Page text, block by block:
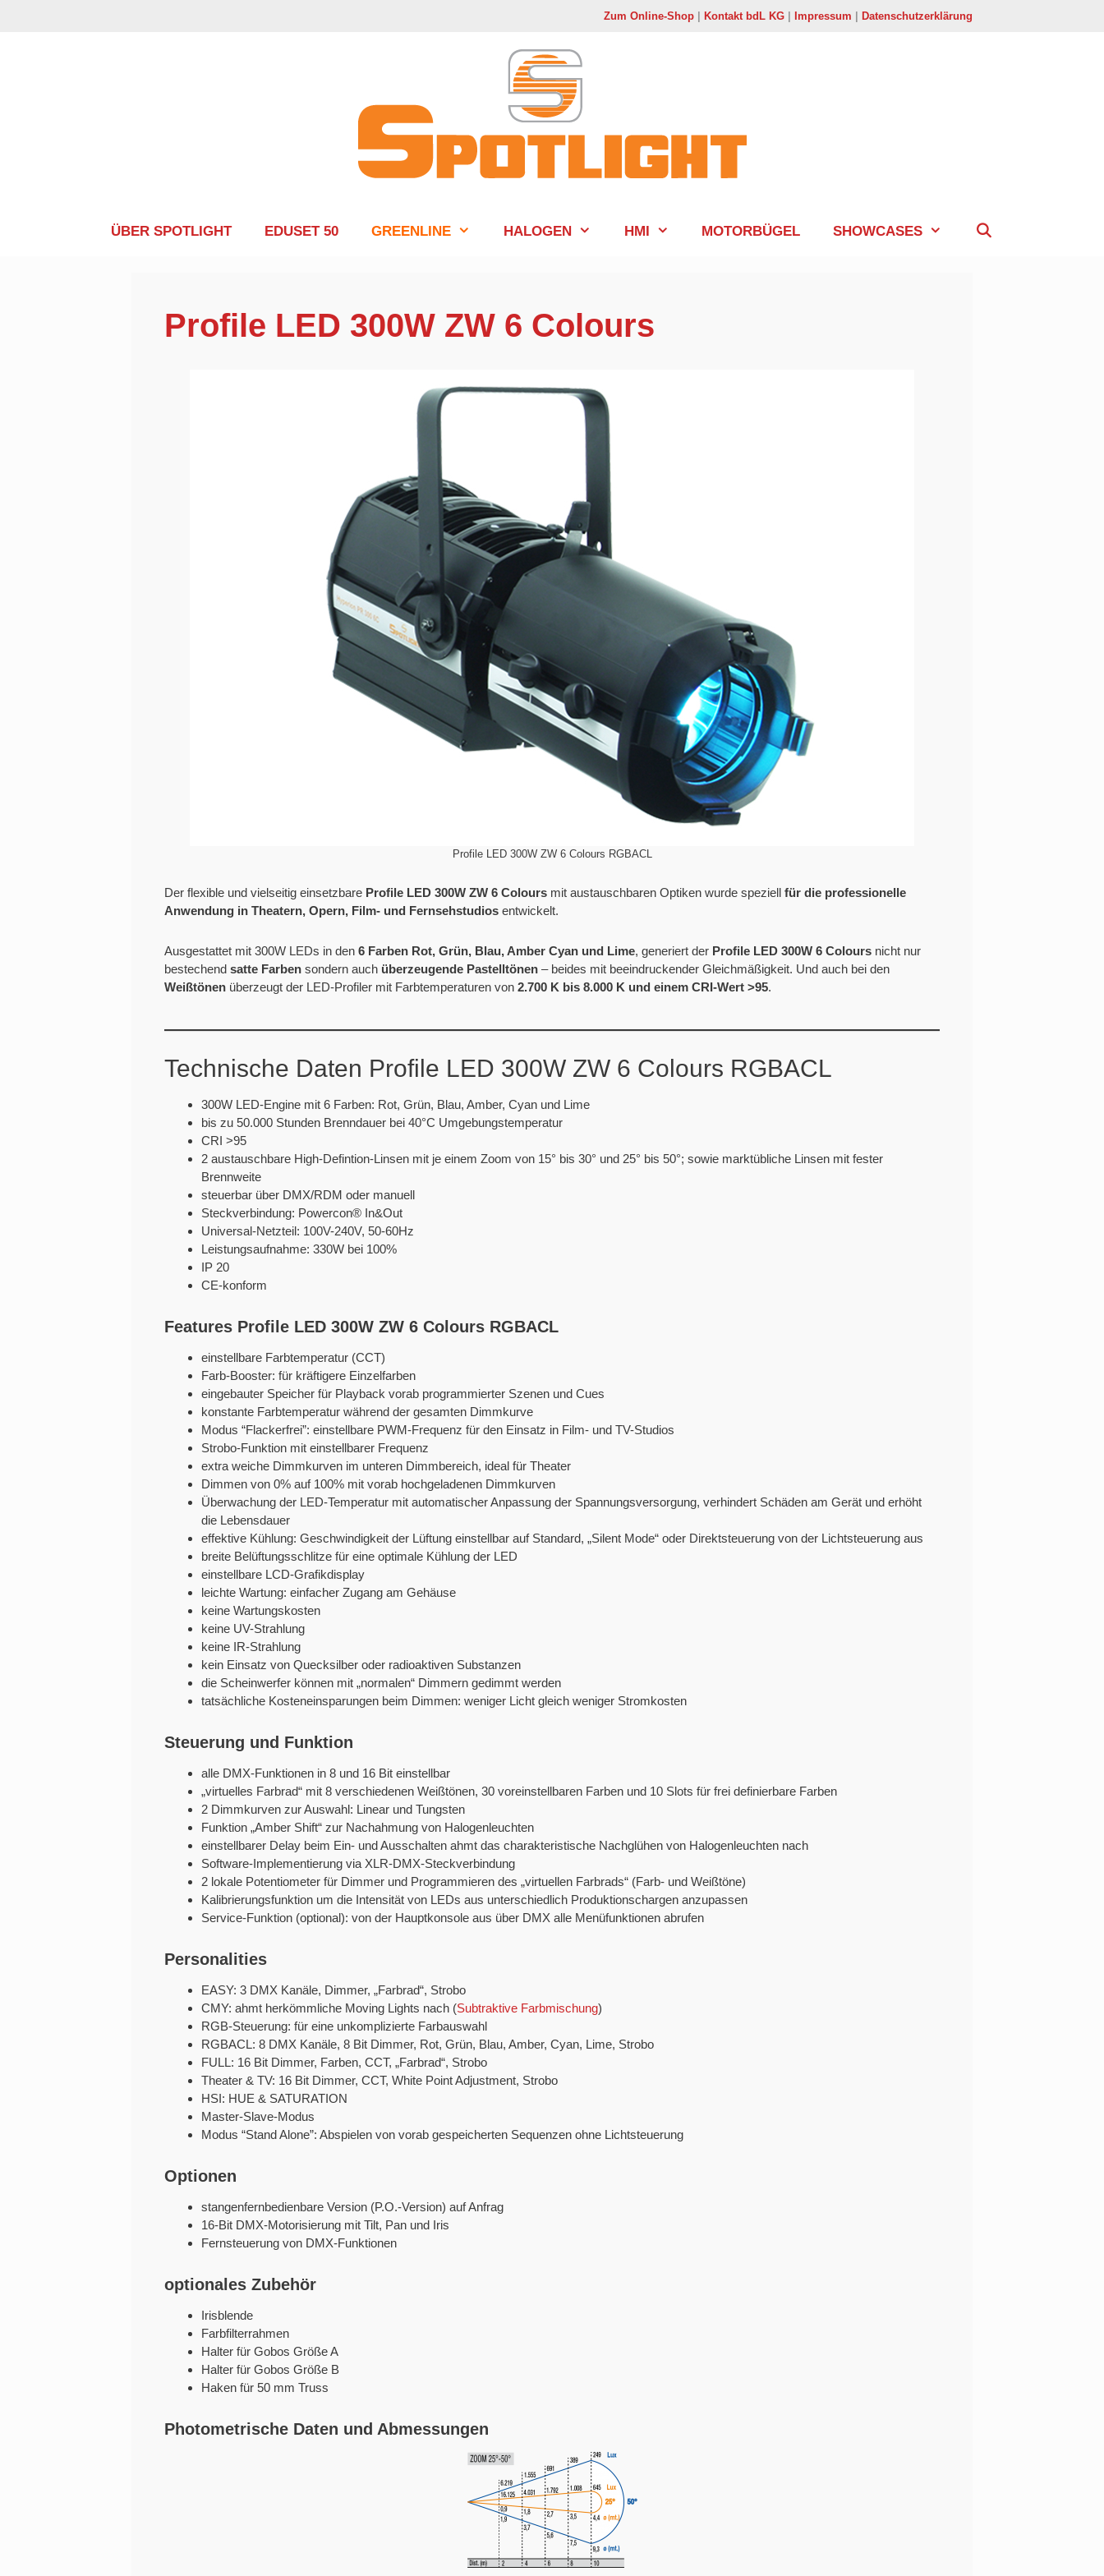
Zum Online-Shop Kontakt bdL KG Impressum Datenschutzerklärung
ÜBER SPOTLIGHT EDUSET 50 GREENLINE HALOGEN HMI MOTORBÜGEL SHOWCASES
Profile LED 300W ZW 6 Colours
Profile LED 300W ZW 6 Colours RGBACL
Der flexible und vielseitig einsetzbare Profile LED 300W ZW 6 Colours mit austauschbaren Optiken wurde speziell für die professionelle
Anwendung in Theatern, Opern, Film- und Fernsehstudios entwickelt.
Ausgestattet mit 300W LEDs in den 6 Farben Rot, Grün, Blau, Amber Cyan und Lime, generiert der Profile LED 300W 6 Colours nicht nur
bestechend satte Farben sondern auch überzeugende Pastelltönen – beides mit beeindruckender Gleichmäßigkeit. Und auch bei den
Weißtönen überzeugt der LED-Profiler mit Farbtemperaturen von 2.700 K bis 8.000 K und einem CRI-Wert >95.
Technische Daten Profile LED 300W ZW 6 Colours RGBACL
300W LED-Engine mit 6 Farben: Rot, Grün, Blau, Amber, Cyan und Lime
bis zu 50.000 Stunden Brenndauer bei 40°C Umgebungstemperatur
CRI >95
2 austauschbare High-Defintion-Linsen mit je einem Zoom von 15° bis 30° und 25° bis 50°; sowie marktübliche Linsen mit fester
Brennweite
steuerbar über DMX/RDM oder manuell
Steckverbindung: Powercon® In&Out
Universal-Netzteil: 100V-240V, 50-60Hz
Leistungsaufnahme: 330W bei 100%
IP 20
CE-konform
Features Profile LED 300W ZW 6 Colours RGBACL
einstellbare Farbtemperatur (CCT)
Farb-Booster: für kräftigere Einzelfarben
eingebauter Speicher für Playback vorab programmierter Szenen und Cues
konstante Farbtemperatur während der gesamten Dimmkurve
Modus “Flackerfrei”: einstellbare PWM-Frequenz für den Einsatz in Film- und TV-Studios
Strobo-Funktion mit einstellbarer Frequenz
extra weiche Dimmkurven im unteren Dimmbereich, ideal für Theater
Dimmen von 0% auf 100% mit vorab hochgeladenen Dimmkurven
Überwachung der LED-Temperatur mit automatischer Anpassung der Spannungsversorgung, verhindert Schäden am Gerät und erhöht
die Lebensdauer
effektive Kühlung: Geschwindigkeit der Lüftung einstellbar auf Standard, „Silent Mode“ oder Direktsteuerung von der Lichtsteuerung aus
breite Belüftungsschlitze für eine optimale Kühlung der LED
einstellbare LCD-Grafikdisplay
leichte Wartung: einfacher Zugang am Gehäuse
keine Wartungskosten
keine UV-Strahlung
keine IR-Strahlung
kein Einsatz von Quecksilber oder radioaktiven Substanzen
die Scheinwerfer können mit „normalen“ Dimmern gedimmt werden
tatsächliche Kosteneinsparungen beim Dimmen: weniger Licht gleich weniger Stromkosten
Steuerung und Funktion
alle DMX-Funktionen in 8 und 16 Bit einstellbar
„virtuelles Farbrad“ mit 8 verschiedenen Weißtönen, 30 voreinstellbaren Farben und 10 Slots für frei definierbare Farben
2 Dimmkurven zur Auswahl: Linear und Tungsten
Funktion „Amber Shift“ zur Nachahmung von Halogenleuchten
einstellbarer Delay beim Ein- und Ausschalten ahmt das charakteristische Nachglühen von Halogenleuchten nach
Software-Implementierung via XLR-DMX-Steckverbindung
2 lokale Potentiometer für Dimmer und Programmieren des „virtuellen Farbrads“ (Farb- und Weißtöne)
Kalibrierungsfunktion um die Intensität von LEDs aus unterschiedlich Produktionschargen anzupassen
Service-Funktion (optional): von der Hauptkonsole aus über DMX alle Menüfunktionen abrufen
Personalities
EASY: 3 DMX Kanäle, Dimmer, „Farbrad“, Strobo
CMY: ahmt herkömmliche Moving Lights nach (Subtraktive Farbmischung)
RGB-Steuerung: für eine unkomplizierte Farbauswahl
RGBACL: 8 DMX Kanäle, 8 Bit Dimmer, Rot, Grün, Blau, Amber, Cyan, Lime, Strobo
FULL: 16 Bit Dimmer, Farben, CCT, „Farbrad“, Strobo
Theater & TV: 16 Bit Dimmer, CCT, White Point Adjustment, Strobo
HSI: HUE & SATURATION
Master-Slave-Modus
Modus “Stand Alone”: Abspielen von vorab gespeicherten Sequenzen ohne Lichtsteuerung
Optionen
stangenfernbedienbare Version (P.O.-Version) auf Anfrag
16-Bit DMX-Motorisierung mit Tilt, Pan und Iris
Fernsteuerung von DMX-Funktionen
optionales Zubehör
Irisblende
Farbfilterrahmen
Halter für Gobos Größe A
Halter für Gobos Größe B
Haken für 50 mm Truss
Photometrische Daten und Abmessungen